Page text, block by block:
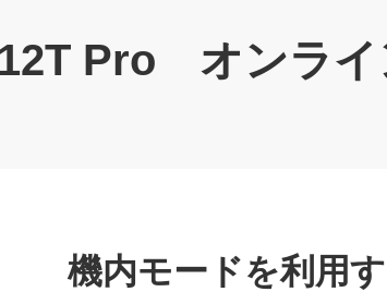
Pro オンラ
機内モードを利用